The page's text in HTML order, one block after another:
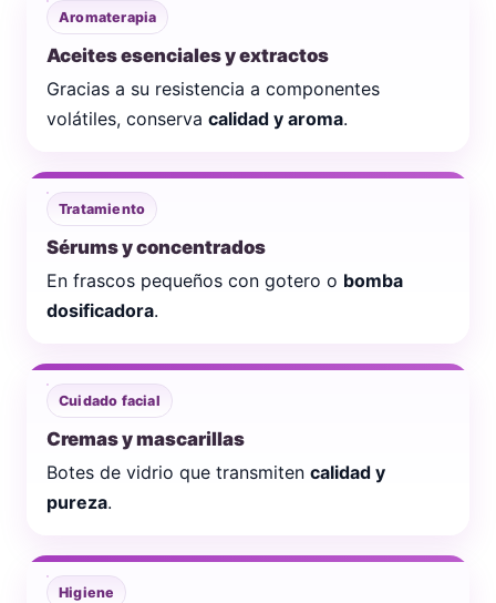
Aromaterapia
Aceites esenciales y extractos
Gracias a su resistencia a componentes
volátiles, conserva calidad y aroma.
Tratamiento
Sérums y concentrados
En frascos pequeños con gotero o bomba
dosificadora.
Cuidado facial
Cremas y mascarillas
Botes de vidrio que transmiten calidad y
pureza.
Higiene